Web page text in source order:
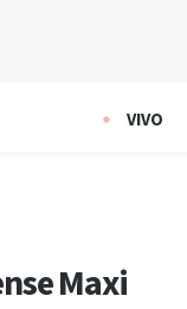
VIVO
Maxi